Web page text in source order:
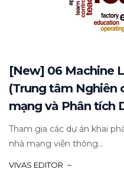
[New] 06 Machine
(Trung tâm Nghiên
mạng và Phân tích
Tham gia các dự án khai
nhà mạng viễn thông...
VIVAS EDITOR